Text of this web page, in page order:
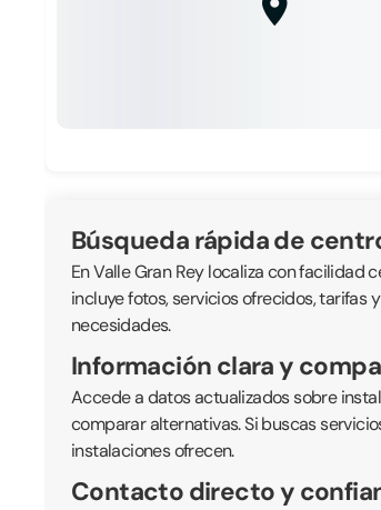
Búsqueda rápida de
En Valle Gran Rey localiza con facilidad
incluye fotos, servicios ofrecidos, tarifas
necesidades.
Información clara y
Accede a datos actualizados sobre
comparar alternativas. Si buscas
instalaciones ofrecen.
Contacto directo y